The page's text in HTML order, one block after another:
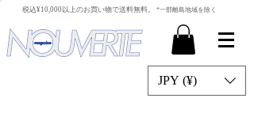
​税込¥10,000以上のお買い物で送料無料。 *一部離島地域を除く
JPY (¥)